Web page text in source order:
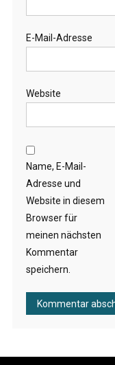
E-Mail-Adresse
Website
Name, E-Mail-
Adresse und
Website in diesem
Browser für
meinen nächsten
Kommentar
speichern.